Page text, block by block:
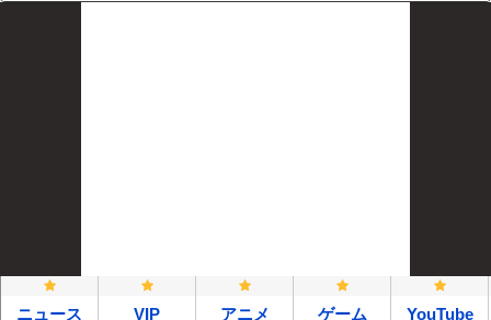
ニュース VIP アニメ ゲーム YouTube